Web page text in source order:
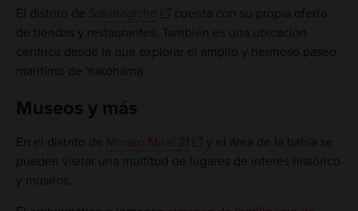
El distrito de Sakuragicho
cuenta con su propia oferta
de tiendas y restaurantes. También es una ubicación
céntrica desde la que explorar el amplio y hermoso paseo
marítimo de Yokohama.
Museos y más
En el distrito de Minato Mirai 21
y el área de la bahía se
pueden visitar una multitud de lugares de interés histórico
y museos.